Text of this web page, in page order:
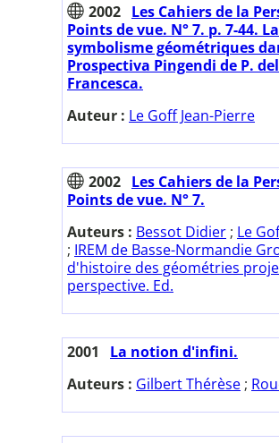
2002 Les Cahiers de la
Points de vue. N° 7. p. 7-44.
symbolisme géométriques
Prospectiva Pingendi de P.
Francesca.
Auteur : Le Goff Jean-Pierre
2002 Les Cahiers de la
Points de vue. N° 7.
Auteurs : Bessot Didier ; Le
; IREM de Basse-Normandie
d'histoire des géométries
perspective. Ed.
2001
La notion d'infini.
Auteurs : Gilbert Thérèse ;